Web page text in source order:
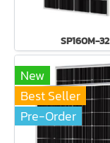
SP160M-32
New
Best Seller
Pre-Order